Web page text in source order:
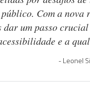
Com a nova
dar um passo
e a
Leonel